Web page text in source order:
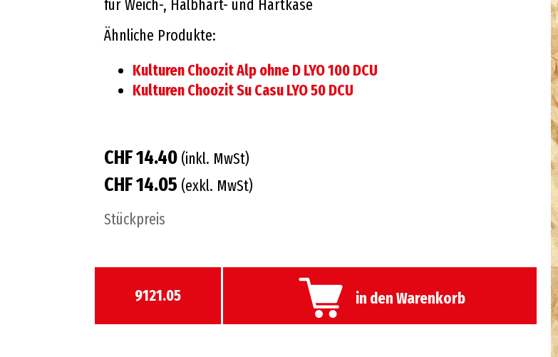
für Weich-, Halbhart- und Hartkäse
Ähnliche Produkte:
Kulturen Choozit Alp ohne D LYO 100 DCU
Kulturen Choozit Su Casu LYO 50 DCU
CHF 14.40 (inkl. MwSt)
CHF 14.05 (exkl. MwSt)
Stückpreis
9121.05 in den Warenkorb